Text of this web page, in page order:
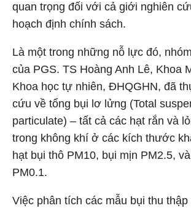
quan trọng đối với cả giới nghiên
hoạch định chính sách.
Là một trong những nỗ lực đó,
của PGS. TS Hoàng Anh Lê, Khoa
Khoa học tự nhiên, ĐHQGHN, đã
cứu về tổng bụi lơ lửng (Total
particulate) – tất cả các hạt rắn và
trong không khí ở các kích thước
hạt bụi thô PM10, bụi mịn PM2.5,
PM0.1.
Việc phân tích các mẫu bụi thu